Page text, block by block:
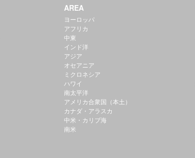
AREA
ヨーロッパ
アフリカ
中東
インド洋
アジア
オセアニア
ミクロネシア
ハワイ
南太平洋
アメリカ合衆国（本土）
カナダ・アラスカ
中米・カリブ海
南米